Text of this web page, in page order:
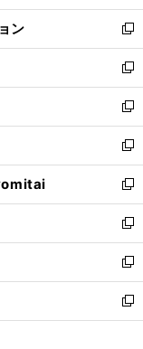
開
く
ウ
で
開
く
ン
ド
ウ
で
開
く
ウ
ィ
ン
ド
ウ
で
開
く
ン
新
し
い
ウ
ィ
ン
ド
ウ
で
開
く
新
し
い
ウ
ィ
ン
ド
ウ
で
開
く
新
し
い
ウ
ィ
ン
ド
ウ
で
開
く
新
し
い
ウ
ィ
ン
ド
ウ
で
開
新
し
い
ウ
ィ
ン
ド
ウ
新
し
い
ウ
ィ
ン
新
し
い
ウ
新
し